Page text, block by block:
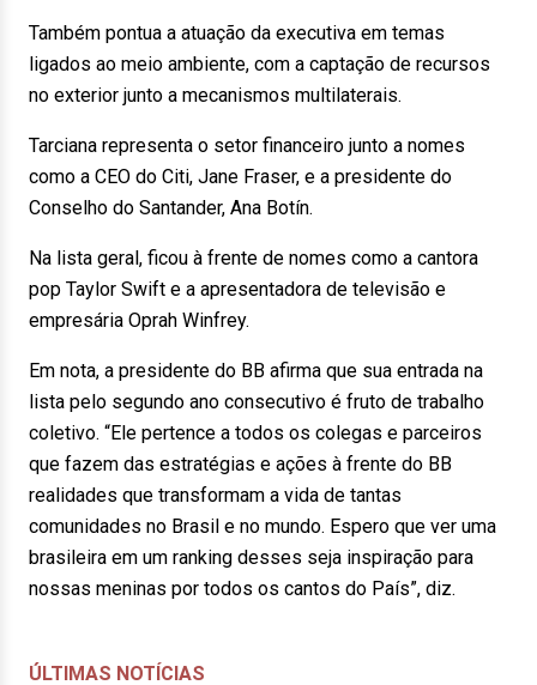
Também pontua a atuação da executiva em temas
ligados ao meio ambiente, com a captação de recursos
no exterior junto a mecanismos multilaterais.
Tarciana representa o setor financeiro junto a nomes
como a CEO do Citi, Jane Fraser, e a presidente do
Conselho do Santander, Ana Botín.
Na lista geral, ficou à frente de nomes como a cantora
pop Taylor Swift e a apresentadora de televisão e
empresária Oprah Winfrey.
Em nota, a presidente do BB afirma que sua entrada na
lista pelo segundo ano consecutivo é fruto de trabalho
coletivo. “Ele pertence a todos os colegas e parceiros
que fazem das estratégias e ações à frente do BB
realidades que transformam a vida de tantas
comunidades no Brasil e no mundo. Espero que ver uma
brasileira em um ranking desses seja inspiração para
nossas meninas por todos os cantos do País”, diz.